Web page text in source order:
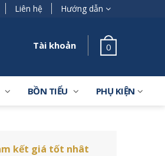
Liên hệ Hướng dẫn
Tài khoản 0
BỒN TIỂU PHỤ KIỆN
kết giá tốt nhât